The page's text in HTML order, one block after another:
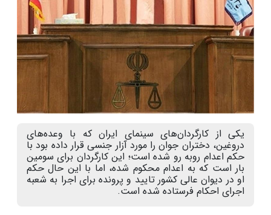
یکی از کارگردان‌های سینمای ایران که با وعده‌های
دروغین، دختران جوان را مورد آزار جنسی قرار داده بود با
حکم اعدام روبه رو شده است؛ این کارگردان برای سومین
بار است که به اعدام محکوم شده، اما با این حال حکم
او در دیوان عالی کشور تایید و پرونده برای اجرا به شعبه
اجرای احکام فرستاده شده است.